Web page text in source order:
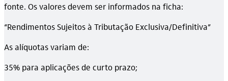
fonte. Os valores devem ser informados na ficha:
“Rendimentos Sujeitos à Tributação Exclusiva/Definitiva”
As alíquotas variam de:
35% para aplicações de curto prazo;